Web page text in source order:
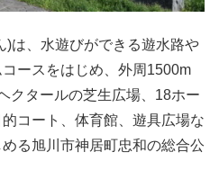
)は、水遊びができる遊水路や
ースをはじめ、外周1500m
クタールの芝生広場、18ホー
コート、体育館、遊具広場な
る旭川市神居町忠和の総合公